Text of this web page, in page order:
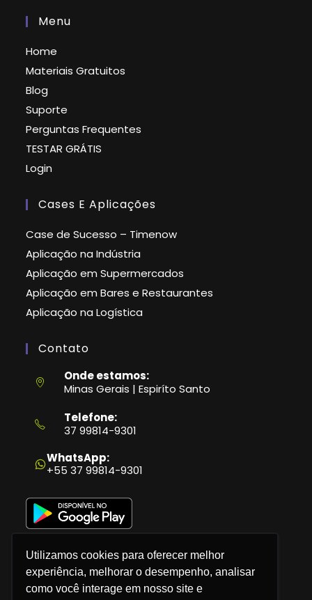
Utilizamos cookies para oferecer melhor
experiência, melhorar o desempenho, analisar
como você interage em nosso site e
Menu
Home
Materiais Gratuitos
Blog
Suporte
Perguntas Frequentes
TESTAR GRÁTIS
Login
Cases E Aplicações
Case de Sucesso – Timenow
Aplicação na Indústria
Aplicação em Supermercados
Aplicação em Bares e Restaurantes
Aplicação na Logística
Contato
Onde estamos:
Minas Gerais | Espiríto Santo
Telefone:
37 99814-9301
em
seu
aplicativo
WhatsApp:
+55 37 99814-9301
Política de Privacidade